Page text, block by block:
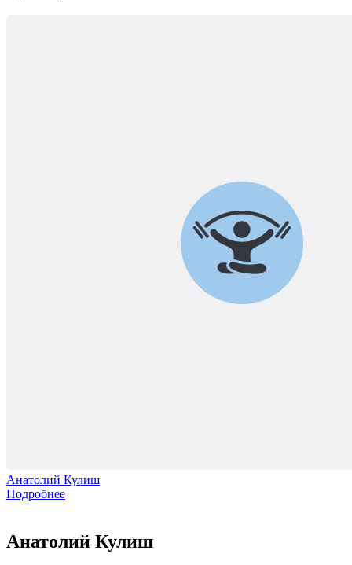
Анатолий Кулиш
Подробнее
Анатолий Кулиш